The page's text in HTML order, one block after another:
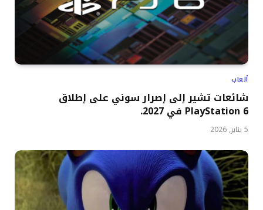
ألعاب
شائعات تشير إلى إصرار سوني على إطلاق
PlayStation 6 في 2027.
5 يناير, 2026